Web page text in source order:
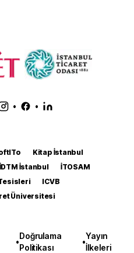
• •
Kitap İstanbul
İDTM İstanbul
İTOSAM
ICVB
Üniversitesi
•
Doğrulama
Politikası
•
Yayın
İlkeleri